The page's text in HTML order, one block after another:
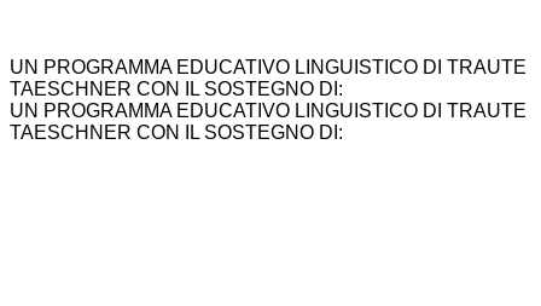
UN PROGRAMMA EDUCATIVO LINGUISTICO DI TRAUTE
TAESCHNER CON IL SOSTEGNO DI:
UN PROGRAMMA EDUCATIVO LINGUISTICO DI TRAUTE
TAESCHNER CON IL SOSTEGNO DI: